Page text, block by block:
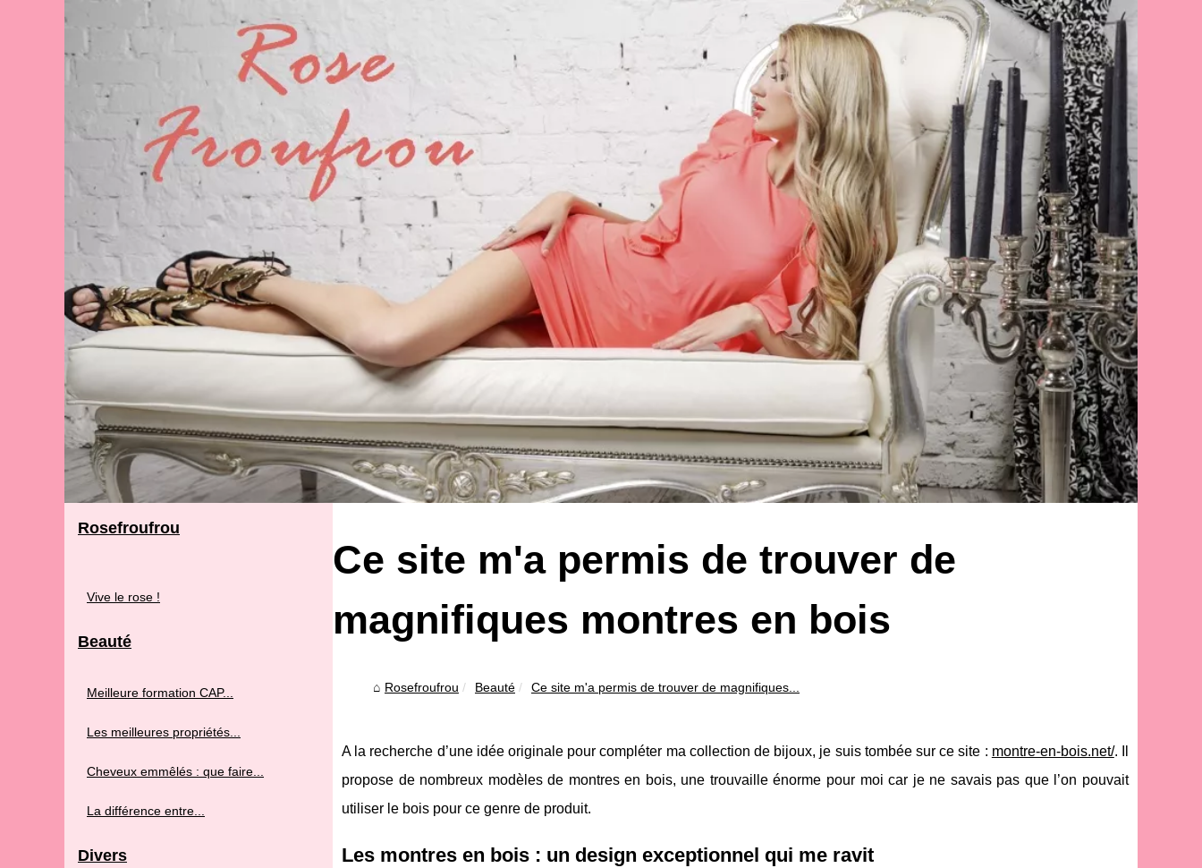
Ce site m'a permis de trouver de
magnifiques montres en bois
Rosefroufrou Beauté Ce site m'a permis de trouver de magnifiques...
A la recherche d’une idée originale pour compléter ma collection de bijoux, je suis tombée sur ce site : montre-en-bois.net/. Il
propose de nombreux modèles de montres en bois, une trouvaille énorme pour moi car je ne savais pas que l’on pouvait
utiliser le bois pour ce genre de produit.
Les montres en bois : un design exceptionnel qui me ravit
Rosefroufrou
Vive le rose !
Beauté
Meilleure formation CAP...
Les meilleures propriétés...
Cheveux emmêlés : que faire...
La différence entre...
Divers